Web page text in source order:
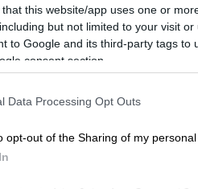
that this website/app uses one or
but not limited to your visit
to Google and its third-party tags to
consent section.
Data Processing Opt Outs
opt-out of the Sharing of my personal
νόμου , ζήτημα που
κατά τονΚυριάκο
άρθρα του εν λόγω
το κάπνισμα